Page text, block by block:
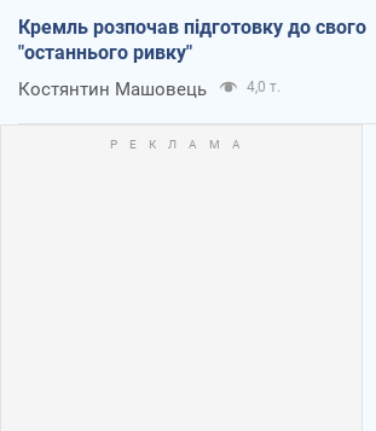
Кремль розпочав підготовку до свого
"останнього ривку"
Костянтин Машовець 4,0 т.